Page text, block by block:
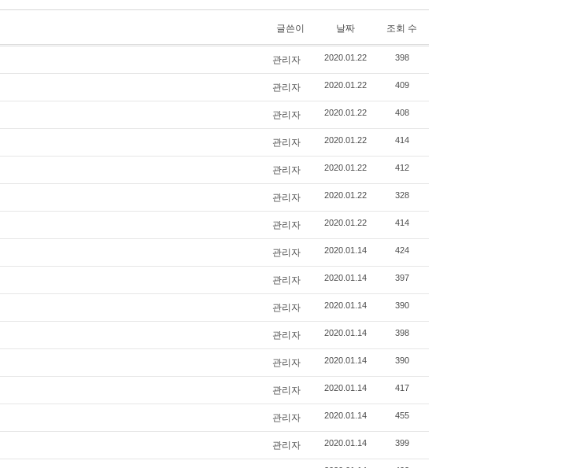
글쓴이 날짜 조회 수
관리자 2020.01.22 398
관리자 2020.01.22 409
관리자 2020.01.22 408
관리자 2020.01.22 414
관리자 2020.01.22 412
관리자 2020.01.22 328
관리자 2020.01.22 414
관리자 2020.01.14 424
관리자 2020.01.14 397
관리자 2020.01.14 390
관리자 2020.01.14 398
관리자 2020.01.14 390
관리자 2020.01.14 417
관리자 2020.01.14 455
관리자 2020.01.14 399